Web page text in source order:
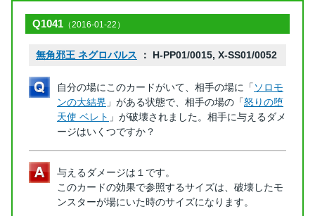
Q1041 （2016-01-22）
無角邪王 ネグロバルス ： H-PP01/0015, X-SS01/0052
自分の場にこのカードがいて、相手の場に「 ソロモ
ンの大結界 」がある状態で、相手の場の「怒りの堕
天使 ベレト 」が破壊されました。相手に与えるダメ
ージはいくつですか？
与えるダメージは１です。
このカードの効果で参照するサイズは、破壊したモ
ンスターが場にいた時のサイズになります。